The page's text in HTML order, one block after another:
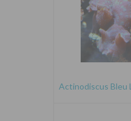
Actinodiscus Bleu L